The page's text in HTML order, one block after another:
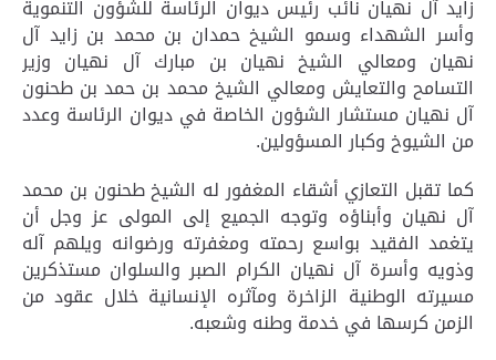
زايد آل نهيان نائب رئيس ديوان الرئاسة للشؤون التنموية
وأسر الشهداء وسمو الشيخ حمدان بن محمد بن زايد آل
نهيان ومعالي الشيخ نهيان بن مبارك آل نهيان وزير
التسامح والتعايش ومعالي الشيخ محمد بن حمد بن طحنون
آل نهيان مستشار الشؤون الخاصة في ديوان الرئاسة وعدد
من الشيوخ وكبار المسؤولين.
كما تقبل التعازي أشقاء المغفور له الشيخ طحنون بن محمد
آل نهيان وأبناؤه وتوجه الجميع إلى المولى عز وجل أن
يتغمد الفقيد بواسع رحمته ومغفرته ورضوانه ويلهم آله
وذويه وأسرة آل نهيان الكرام الصبر والسلوان مستذكرين
مسيرته الوطنية الزاخرة ومآثره الإنسانية خلال عقود من
الزمن كرسها في خدمة وطنه وشعبه.